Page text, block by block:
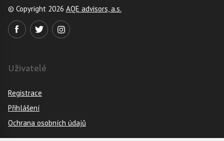
© Copyright 2026 AQE advisors, a.s.
Uživatelé
Registrace
Přihlášení
Ochrana osobních údajů